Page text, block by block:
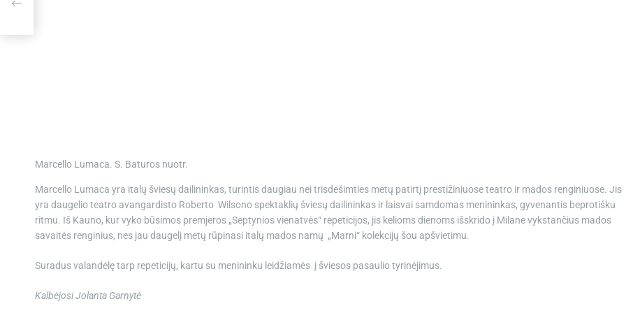
Marcello Lumaca. S. Baturos nuotr.
Marcello Lumaca yra italų šviesų dailininkas, turintis daugiau nei trisdešimties metų patirtį prestižiniuose teatro ir mados renginiuose. Jis
yra daugelio teatro avangardisto Roberto Wilsono spektaklių šviesų dailininkas ir laisvai samdomas menininkas, gyvenantis beprotišku
ritmu. Iš Kauno, kur vyko būsimos premjeros „Septynios vienatvės“ repeticijos, jis kelioms dienoms išskrido į Milane vykstančius mados
savaitės renginius, nes jau daugelį metų rūpinasi italų mados namų „Marni“ kolekcijų šou apšvietimu.
Suradus valandėlę tarp repeticijų, kartu su menininku leidžiamės į šviesos pasaulio tyrinėjimus.
Kalbėjosi Jolanta Garnytė